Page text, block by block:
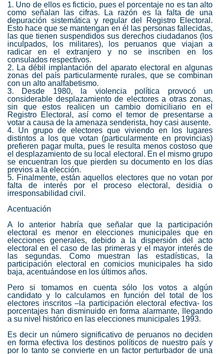
1. Uno de ellos es ficticio, pues el porcentaje no es tan alto
como señalan las cifras. La razón es la falta de una
depuración sistemática y regular del Registro Electoral.
Esto hace que se mantengan en él las personas fallecidas,
las que tienen suspendidos sus derechos ciudadanos (los
inculpados, los militares), los peruanos que viajan a
radicar en el extranjero y no se inscriben en los
consulados respectivos.
2. La débil implantación del aparato electoral en algunas
zonas del país particularmente rurales, que se combinan
con un alto analfabetismo.
3. Desde 1980, la violencia política provocó un
considerable desplazamiento de electores a otras zonas,
sin que estos realicen un cambio domiciliario en el
Registro Electoral, así como el temor de presentarse a
votar a causa de la amenaza senderista, hoy casi ausente.
4. Un grupo de electores que viviendo en los lugares
distintos a los que votan (particularmente en provincias)
prefieren pagar multa, pues le resulta menos costoso que
el desplazamiento de su local electoral. En el mismo grupo
se encuentran los que pierden su documento en los días
previos a la elección.
5. Finalmente, están aquellos electores que no votan por
falta de interés por el proceso electoral, desidia o
irresponsabilidad civil.
Acentuación
A lo anterior habría que señalar que la participación
electoral es menor en elecciones municipales que en
elecciones generales, debido a la dispersión del acto
electoral en el caso de las primeras y el mayor interés de
las segundas. Como muestran las estadísticas, la
participación electoral en comicios municipales ha sido
baja, acentuándose en los últimos años.
Pero si tomamos en cuenta sólo los votos a algún
candidato y lo calculamos en función del total de los
electores inscritos –la participación electoral efectiva- los
porcentajes han disminuido en forma alarmante, llegando
a su nivel histórico en las elecciones municipales 1993.
Es decir un número significativo de peruanos no deciden
en forma efectiva los destinos políticos de nuestro país y
por lo tanto se convierte en un factor perturbador de una